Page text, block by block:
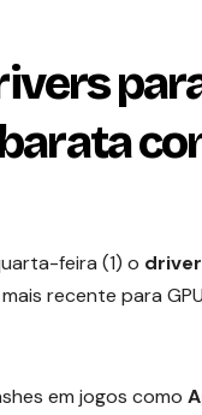
feira (1) o
recente para
em jogos como